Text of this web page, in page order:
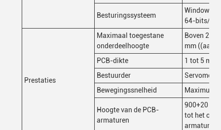
Besturingssysteem
Windows
64-bits/
Prestaties
Maximaal toegestane
onderdeelhoogte
Boven 20
mm
PCB-dikte
1 tot 5 mm
Bestuurder
Bewegingssnelheid
Maximum:
Hoogte van de PCB-
armaturen
900+20
tot het
armaturen)